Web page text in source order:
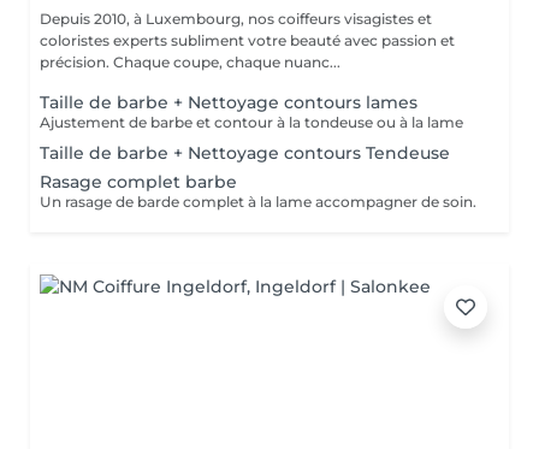
Depuis 2010, à Luxembourg, nos coiffeurs visagistes et
coloristes experts subliment votre beauté avec passion et
précision. Chaque coupe, chaque nuanc...
Taille de barbe + Nettoyage contours lames
Ajustement de barbe et contour à la tondeuse ou à la lame
Taille de barbe + Nettoyage contours Tendeuse
Rasage complet barbe
Un rasage de barde complet à la lame accompagner de soin.